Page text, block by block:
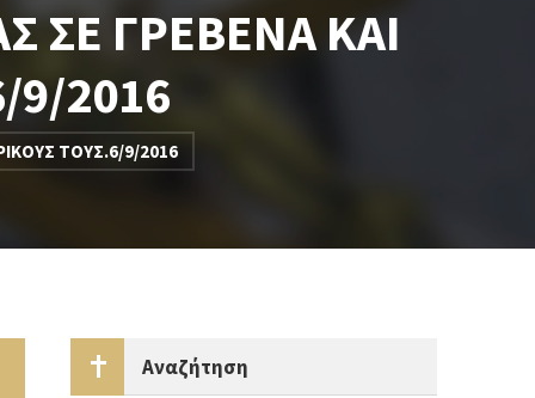
ΣΕ ΓΡΕΒΕΝΑ ΚΑΙ
2016
ΤΟΥΣ.6/9/2016
Αναζήτηση